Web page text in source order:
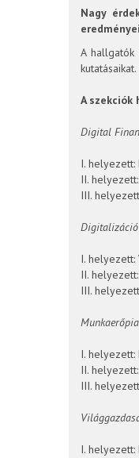
Nagy
A hallgatók
A
Digital
I. helyezett:
II.
III.
Digitalizáció
I. helyezett:
II.
III.
I. helyezett:
II.
III.
I. helyezett: